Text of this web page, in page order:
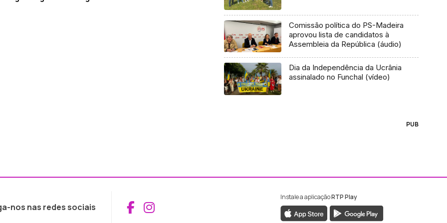
Comissão política do PS-Madeira
aprovou lista de candidatos à
Assembleia da República (áudio)
Dia da Independência da Ucrânia
assinalado no Funchal (vídeo)
PUB
nos nas redes sociais Aceder ao Facebook da RTP Madeira
Aceder ao Instagram da RTP Madeira
Instale a aplicaçãoRTP Play